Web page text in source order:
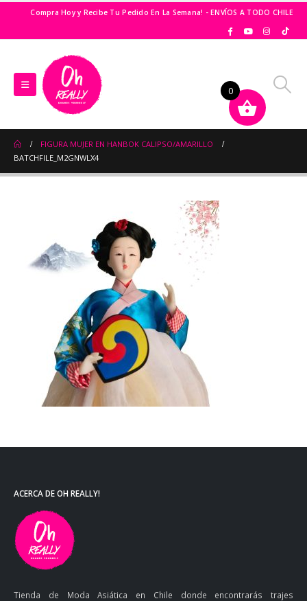
Compra Hoy y Recibe Tu Pedido En La Semana! - ENVÍOS A TODO CHILE
FIGURA MUJER EN HANBOK CALIPSO/AMARILLO
BATCHFILE_M2GNWLX4
ACERCA DE OH REALLY!
Tienda de Moda Asiática en Chile donde encontrarás trajes
0